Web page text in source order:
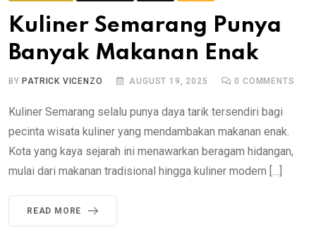
Kuliner Semarang Punya
Banyak Makanan Enak
BY PATRICK VICENZO AUGUST 19, 2025 0 COMMENTS
Kuliner Semarang selalu punya daya tarik tersendiri bagi
pecinta wisata kuliner yang mendambakan makanan enak.
Kota yang kaya sejarah ini menawarkan beragam hidangan,
mulai dari makanan tradisional hingga kuliner modern […]
READ MORE